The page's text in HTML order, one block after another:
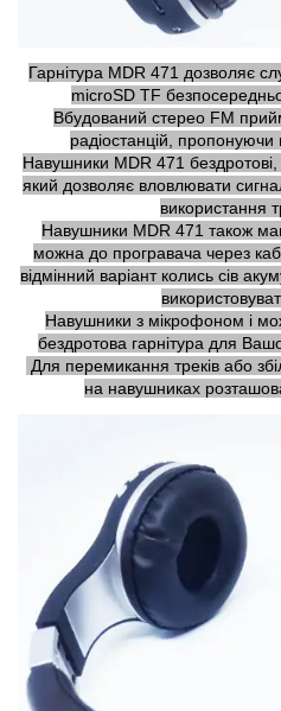
Гарнітура MDR 471 дозволяє
microSD TF
Вбудований стерео FM
радіостанцій, пропонуючи
Навушники MDR 471
який дозволяє вловлювати
використання
Навушники MDR 471 також
можна до програвача через
відмінний варіант колись сів
Навушники з мікрофоном і
бездротова гарнітура для
Для перемикання треків або
на навушниках